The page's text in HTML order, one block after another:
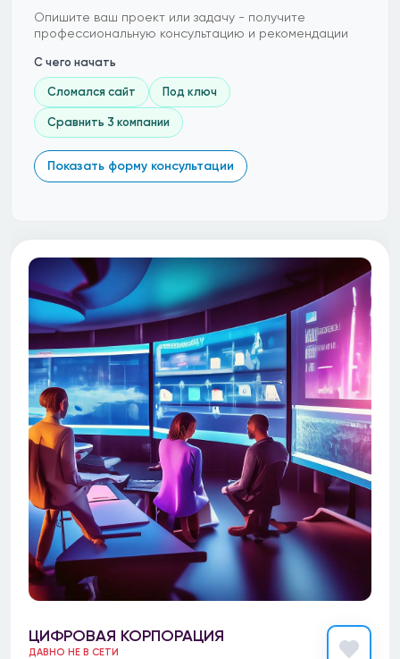
Опишите ваш проект или задачу - получите
профессиональную консультацию и рекомендации
С чего начать
Сломался сайт Под ключ
Сравнить 3 компании
Показать форму консультации
ЦИФРОВАЯ КОРПОРАЦИЯ
ДАВНО НЕ В СЕТИ